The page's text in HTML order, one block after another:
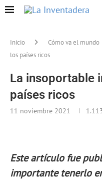
Inicio Cómo va el mundo
los países ricos
La insoportable
países ricos
11 noviembre 2021
Este artículo fue
importante tenerlo